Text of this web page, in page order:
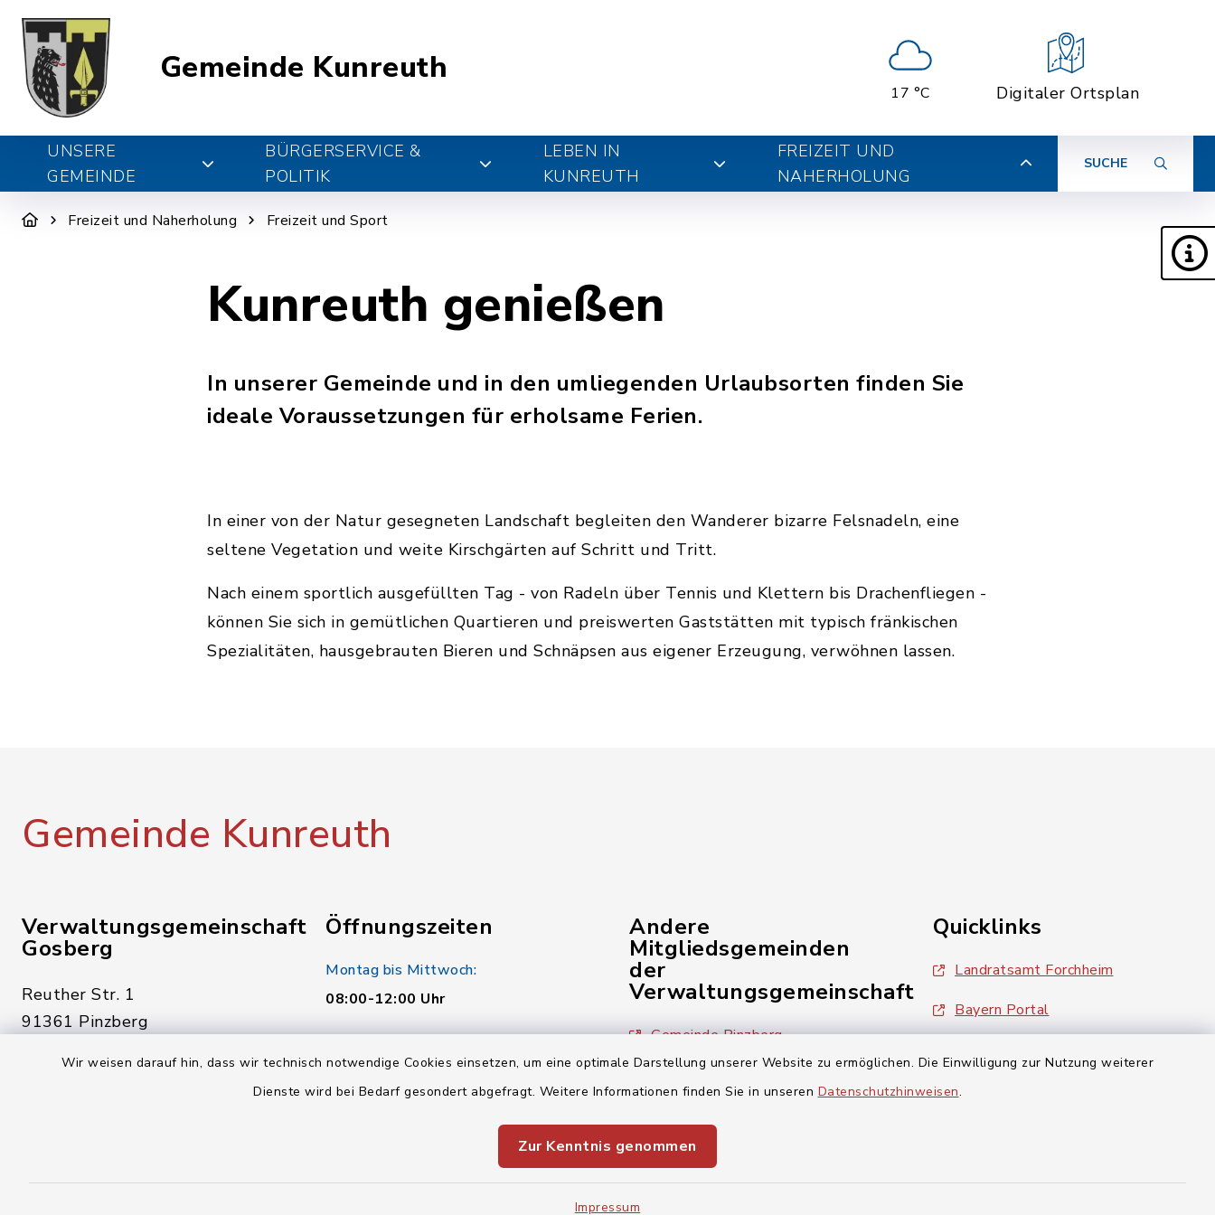
Wir weisen darauf hin, dass wir technisch notwendige Cookies einsetzen, um eine optimale Darstellung unserer Website zu ermöglichen. Die Einwilligung zur Nutzung weiterer
Dienste wird bei Bedarf gesondert abgefragt. Weitere Informationen finden Sie in unseren Datenschutzhinweisen.
Zur Kenntnis genommen
Impressum
Gemeinde Kunreuth
17 °C Digitaler Ortsplan
UNSERE
GEMEINDE
BÜRGERSERVICE &
POLITIK
LEBEN IN
KUNREUTH
FREIZEIT UND
NAHERHOLUNG
SUCHE
Freizeit und Naherholung Freizeit und Sport
Kunreuth genießen
In unserer Gemeinde und in den umliegenden Urlaubsorten finden Sie
ideale Voraussetzungen für erholsame Ferien.
In einer von der Natur gesegneten Landschaft begleiten den Wanderer bizarre Felsnadeln, eine
seltene Vegetation und weite Kirschgärten auf Schritt und Tritt.
Nach einem sportlich ausgefüllten Tag - von Radeln über Tennis und Klettern bis Drachenfliegen -
können Sie sich in gemütlichen Quartieren und preiswerten Gaststätten mit typisch fränkischen
Spezialitäten, hausgebrauten Bieren und Schnäpsen aus eigener Erzeugung, verwöhnen lassen.
Gemeinde Kunreuth
Verwaltungsgemeinschaft
Gosberg
Reuther Str. 1
91361 Pinzberg
09191 7950-0
Öffnungszeiten
Montag bis Mittwoch:
08:00-12:00 Uhr
14:00-18:00 Uhr
Andere
Mitgliedsgemeinden
der
Verwaltungsgemeinschaft
Gemeinde Pinzberg
Gemeinde Wiesenthau
Quicklinks
Landratsamt Forchheim
Bayern Portal